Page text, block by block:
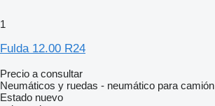
1
Fulda 12.00 R24
Precio a consultar
Neumáticos y ruedas - neumático para camión
Estado nuevo